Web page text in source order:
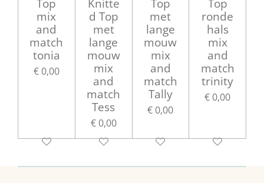
mix
and
match
tonia
€ 0,00
d Top
met
lange
mouw
mix
and
match
Tess
€ 0,00
met
lange
mouw
mix
and
match
Tally
€ 0,00
ronde
hals
mix
and
match
trinity
€ 0,00